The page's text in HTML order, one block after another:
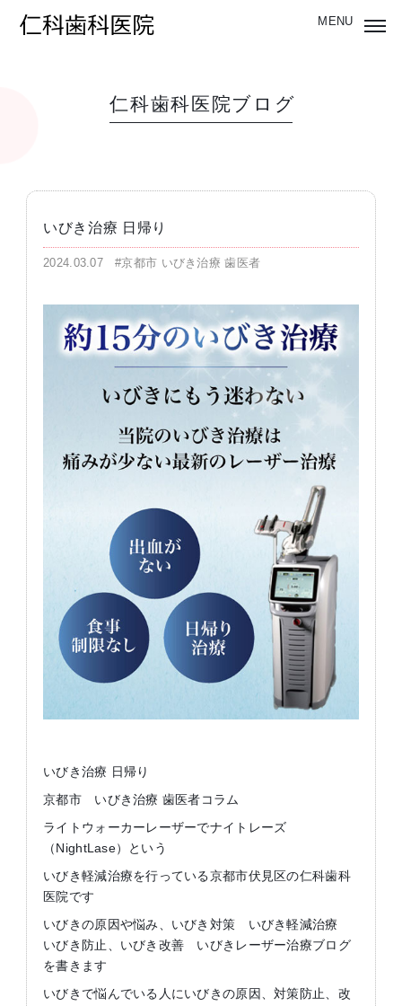
仁科歯科医院ブログ
いびき治療 日帰り
2024.03.07#京都市 いびき治療 歯医者
いびき治療 日帰り
京都市 いびき治療 歯医者コラム
ライトウォーカーレーザーでナイトレーズ
（NightLase）という
いびき軽減治療を行っている京都市伏見区の仁科歯科
医院です
いびきの原因や悩み、いびき対策 いびき軽減治療
いびき防止、いびき改善 いびきレーザー治療ブログ
を書きます
いびきで悩んでいる人にいびきの原因、対策防止、改